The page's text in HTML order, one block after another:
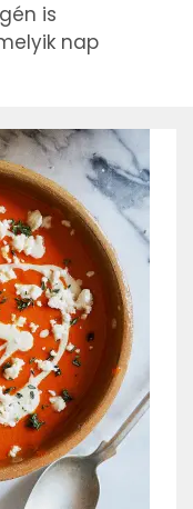
is
nap